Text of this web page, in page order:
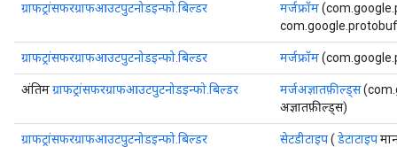
ग्राफट्रांसफरग्राफआउटपुटनोडइन्फो.बिल्डर मर्जफ्रॉम
ग्राफट्रांसफरग्राफआउटपुटनोडइन्फो.बिल्डर मर्जफ्रॉम
अंतिमग्राफट्रांसफरग्राफआउटपुटनोडइन्फो.बिल्डर मर्जअज्ञातफ़ील्ड्स
अज्ञातफ़ील्ड्स)
ग्राफट्रांसफरग्राफआउटपुटनोडइन्फो.बिल्डर सेटडीटाइप( डेटाटाइप